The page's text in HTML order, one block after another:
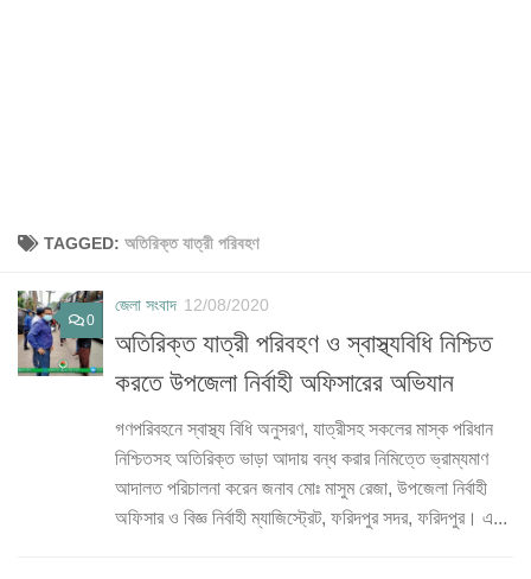
TAGGED: অতিরিক্ত যাত্রী পরিবহণ
0
জেলা সংবাদ 12/08/2020
অতিরিক্ত যাত্রী পরিবহণ ও স্বাস্থ্যবিধি নিশ্চিত
করতে উপজেলা নির্বাহী অফিসারের অভিযান
গণপরিবহনে স্বাস্থ্য বিধি অনুসরণ, যাত্রীসহ সকলের মাস্ক পরিধান
নিশ্চিতসহ অতিরিক্ত ভাড়া আদায় বন্ধ করার নিমিত্তে ভ্রাম্যমাণ
আদালত পরিচালনা করেন জনাব মোঃ মাসুম রেজা, উপজেলা নির্বাহী
অফিসার ও বিজ্ঞ নির্বাহী ম্যাজিস্ট্রেট, ফরিদপুর সদর, ফরিদপুর। এ...